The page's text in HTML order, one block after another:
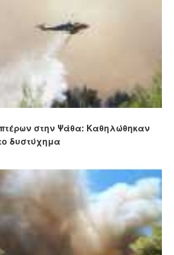
στην Ψάθα: Καθηλώθηκαν
δυστύχημα